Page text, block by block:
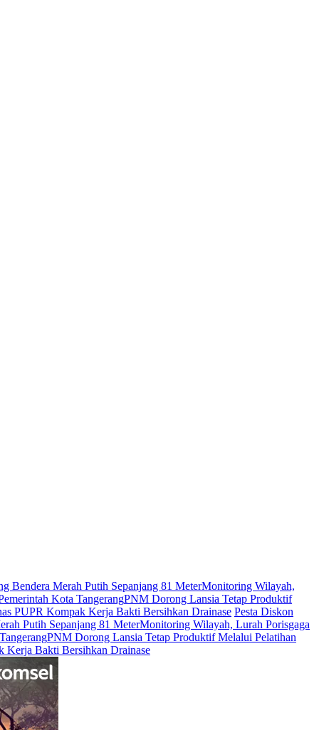
Bendera Merah Putih Sepanjang 81 MeterMonitoring Wilayah,
Kota TangerangPNM Dorong Lansia Tetap Produktif
PUPR Kompak Kerja Bakti Bersihkan Drainase Pesta Diskon
Putih Sepanjang 81 MeterMonitoring Wilayah, Lurah Porisgaga
PNM Dorong Lansia Tetap Produktif Melalui Pelatihan
Kerja Bakti Bersihkan Drainase